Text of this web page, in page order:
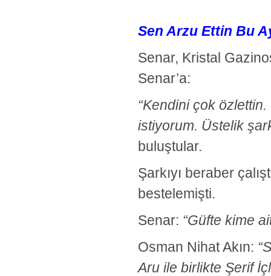
Sen Arzu Ettin Bu
Senar, Kristal
Senar’a:
“Kendini çok
istiyorum. Üstelik
buluştular.
Şarkıyı beraber
bestelemişti.
Senar: “Güfte kime
Osman Nihat Akın:
Aru ile birlikte Şerif